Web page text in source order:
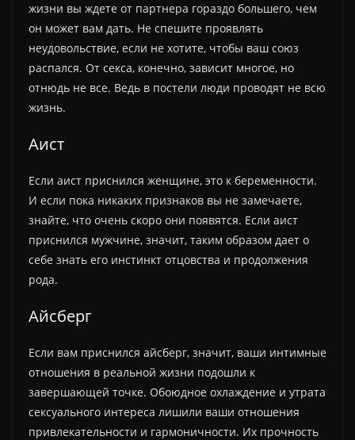
жизни вы ждете от партнера гораздо большего, чем
он может вам дать. Не спешите проявлять
неудовольствие, если не хотите, чтобы ваш союз
распался. От секса, конечно, зависит многое, но
отнюдь не все. Ведь в постели люди проводят не всю
жизнь.
Аист
Если аист приснился женщине, это к беременности.
И если пока никаких признаков вы не замечаете,
знайте, что очень скоро они появятся. Если аист
приснился мужчине, значит, таким образом дает о
себе знать его инстинкт отцовства и продолжения
рода.
Айсберг
Если вам приснился айсберг, значит, ваши интимные
отношения в реальной жизни подошли к
завершающей точке. Обоюдное охлаждение и утрата
сексуального интереса лишили ваши отношения
привлекательности и гармоничности. Их прочность